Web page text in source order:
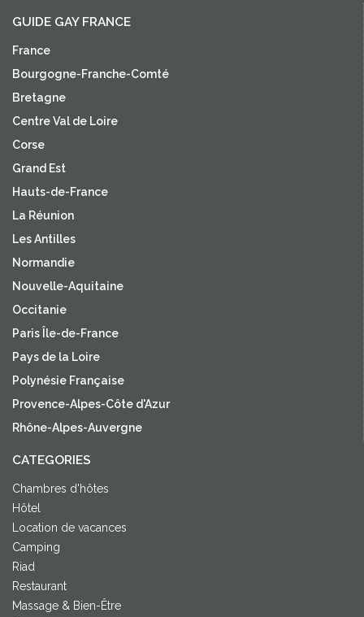
GUIDE GAY FRANCE
France
Bourgogne-Franche-Comté
Bretagne
Centre Val de Loire
Corse
Grand Est
Hauts-de-France
La Réunion
Les Antilles
Normandie
Nouvelle-Aquitaine
Occitanie
Paris Île-de-France
Pays de la Loire
Polynésie Française
Provence-Alpes-Côte d'Azur
Rhône-Alpes-Auvergne
CATEGORIES
Chambres d'hôtes
Hôtel
Location de vacances
Camping
Riad
Restaurant
Massage & Bien-Être